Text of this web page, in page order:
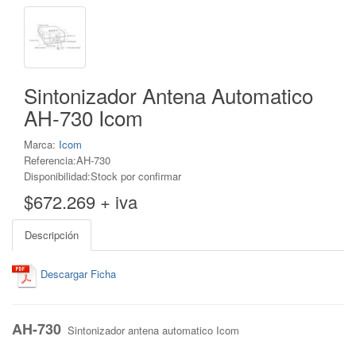
Sintonizador Antena Automatico
AH-730 Icom
Marca: Icom
Referencia:AH-730
Disponibilidad:Stock por confirmar
$672.269 + iva
Descripción
Descargar Ficha
AH-730 Sintonizador antena automatico Icom